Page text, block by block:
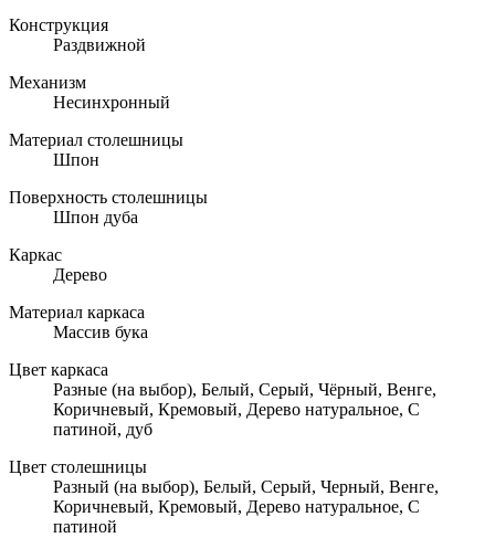
Конструкция
Раздвижной
Механизм
Несинхронный
Материал столешницы
Шпон
Поверхность столешницы
Шпон дуба
Каркас
Дерево
Материал каркаса
Массив бука
Цвет каркаса
Разные (на выбор), Белый, Серый, Чёрный, Венге,
Коричневый, Кремовый, Дерево натуральное, С
патиной, дуб
Цвет столешницы
Разный (на выбор), Белый, Серый, Черный, Венге,
Коричневый, Кремовый, Дерево натуральное, С
патиной